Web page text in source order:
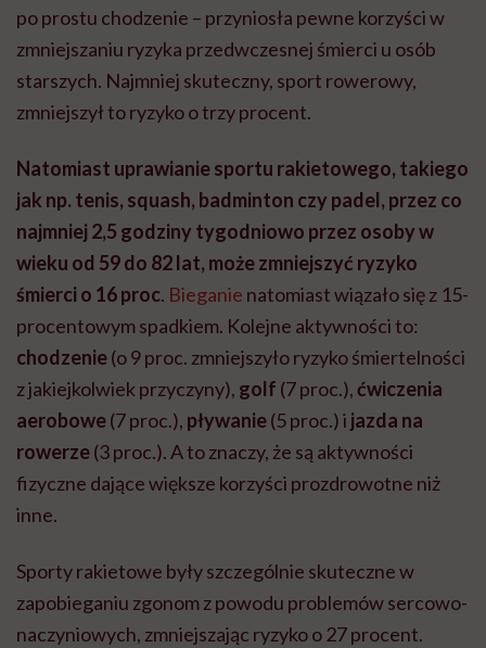
po prostu chodzenie – przyniosła pewne korzyści w
zmniejszaniu ryzyka przedwczesnej śmierci u osób
starszych. Najmniej skuteczny, sport rowerowy,
zmniejszył to ryzyko o trzy procent.
Natomiast uprawianie sportu rakietowego, takiego
jak np. tenis, squash, badminton czy padel, przez co
najmniej 2,5 godziny tygodniowo przez osoby w
wieku od 59 do 82 lat, może zmniejszyć ryzyko
śmierci o 16 proc. Bieganie natomiast wiązało się z 15-
procentowym spadkiem. Kolejne aktywności to:
chodzenie(o 9 proc. zmniejszyło ryzyko śmiertelności
z jakiejkolwiek przyczyny), golf (7 proc.),ćwiczenia
aerobowe(7 proc.), pływanie(5 proc.) i jazda na
rowerze(3 proc.). A to znaczy, że są aktywności
fizyczne dające większe korzyści prozdrowotne niż
inne.
Sporty rakietowe były szczególnie skuteczne w
zapobieganiu zgonom z powodu problemów sercowo-
naczyniowych, zmniejszając ryzyko o 27 procent.